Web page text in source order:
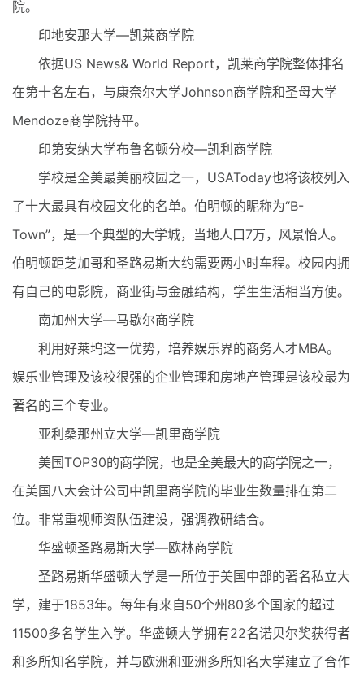
院。
印地安那大学—凯莱商学院
依据US News& World Report，凯莱商学院整体排名
在第十名左右，与康奈尔大学Johnson商学院和圣母大学
Mendoze商学院持平。
印第安纳大学布鲁名顿分校—凯利商学院
学校是全美最美丽校园之一，USAToday也将该校列入
了十大最具有校园文化的名单。伯明顿的昵称为“B-
Town”，是一个典型的大学城，当地人口7万，风景怡人。
伯明顿距芝加哥和圣路易斯大约需要两小时车程。校园内拥
有自己的电影院，商业街与金融结构，学生生活相当方便。
南加州大学—马歇尔商学院
利用好莱坞这一优势，培养娱乐界的商务人才MBA。
娱乐业管理及该校很强的企业管理和房地产管理是该校最为
著名的三个专业。
亚利桑那州立大学—凯里商学院
美国TOP30的商学院，也是全美最大的商学院之一，
在美国八大会计公司中凯里商学院的毕业生数量排在第二
位。非常重视师资队伍建设，强调教研结合。
华盛顿圣路易斯大学—欧林商学院
圣路易斯华盛顿大学是一所位于美国中部的著名私立大
学，建于1853年。每年有来自50个州80多个国家的超过
11500多名学生入学。华盛顿大学拥有22名诺贝尔奖获得者
和多所知名学院，并与欧洲和亚洲多所知名大学建立了合作